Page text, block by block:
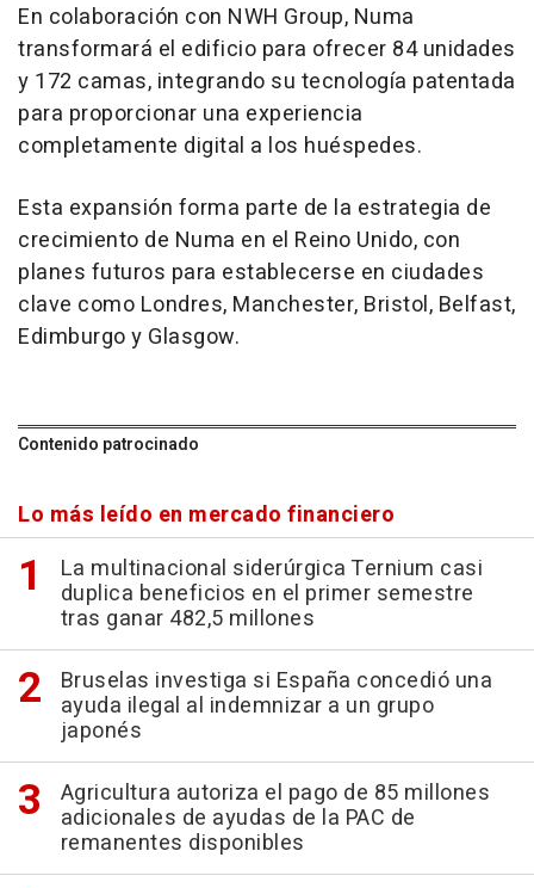
En colaboración con NWH Group, Numa
transformará el edificio para ofrecer 84 unidades
y 172 camas, integrando su tecnología patentada
para proporcionar una experiencia
completamente digital a los huéspedes.
Esta expansión forma parte de la estrategia de
crecimiento de Numa en el Reino Unido, con
planes futuros para establecerse en ciudades
clave como Londres, Manchester, Bristol, Belfast,
Edimburgo y Glasgow.
Contenido patrocinado
Lo más leído en mercado financiero
La multinacional siderúrgica Ternium casi
duplica beneficios en el primer semestre
tras ganar 482,5 millones
Bruselas investiga si España concedió una
ayuda ilegal al indemnizar a un grupo
japonés
Agricultura autoriza el pago de 85 millones
adicionales de ayudas de la PAC de
remanentes disponibles